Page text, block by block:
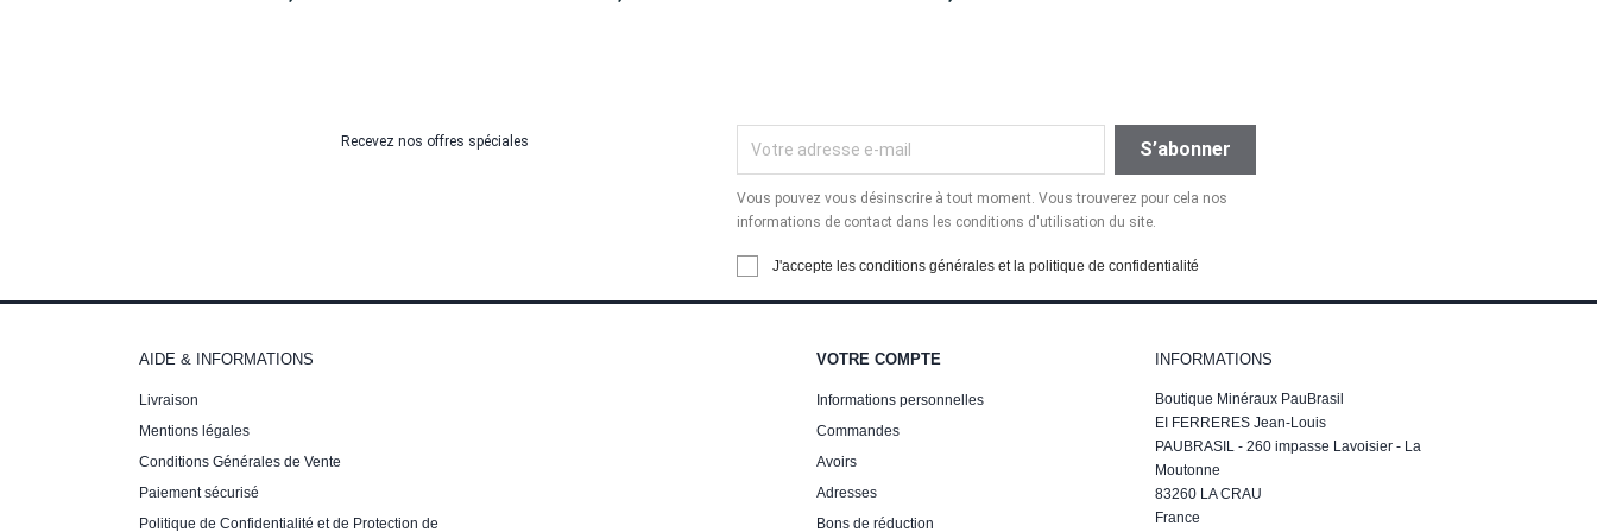
Recevez nos offres spéciales
Vous pouvez vous désinscrire à tout moment. Vous trouverez pour cela nos
informations de contact dans les conditions d'utilisation du site.
J'accepte les conditions générales et la politique de confidentialité
AIDE & INFORMATIONS
Livraison
Mentions légales
Conditions Générales de Vente
Paiement sécurisé
Politique de Confidentialité et de Protection de
VOTRE COMPTE
Informations personnelles
Commandes
Avoirs
Adresses
Bons de réduction
INFORMATIONS
Boutique Minéraux PauBrasil
EI FERRERES Jean-Louis
PAUBRASIL - 260 impasse Lavoisier - La
Moutonne
83260 LA CRAU
France